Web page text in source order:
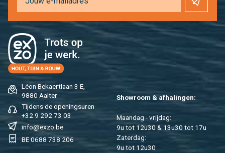
Léon Be­kaert­laan 3 E,
9880 Aal­ter
Tij­dens de ope­nings­uren
+32 9 292 73 03
info@​exzo.​be
BE 0688 738 206
Show­room & af­ha­lin­gen:
Maan­dag - vrij­dag:
9u tot 12u30 & 13u30 tot 17u
Za­ter­dag:
9u tot 12u30